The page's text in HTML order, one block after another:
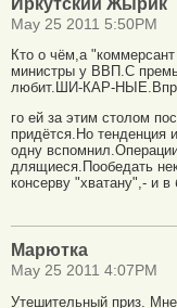
May 25 2011 5:50PM
Кто о чём,а
министры у ВВП.С
любит.ШИ-КАР-
го ей за этим столом
придётся.Но тенденция
одну
длящиеся.Пообедать
консерву "хватану",- и в
Марютка
May 25 2011 4:07PM
Утешительный приз.